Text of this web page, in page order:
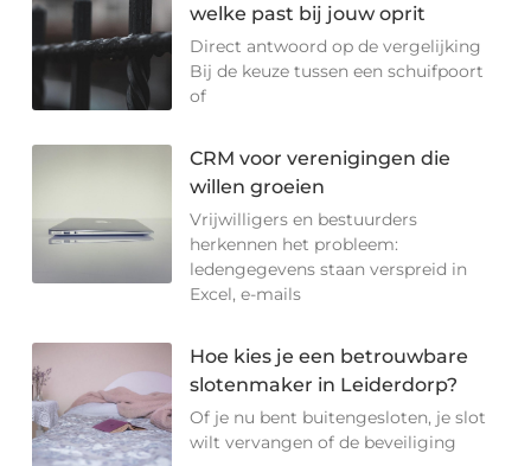
welke past bij jouw oprit
Direct antwoord op de vergelijking
Bij de keuze tussen een schuifpoort
of
CRM voor verenigingen die
willen groeien
Vrijwilligers en bestuurders
herkennen het probleem:
ledengegevens staan verspreid in
Excel, e-mails
Hoe kies je een betrouwbare
slotenmaker in Leiderdorp?
Of je nu bent buitengesloten, je slot
wilt vervangen of de beveiliging